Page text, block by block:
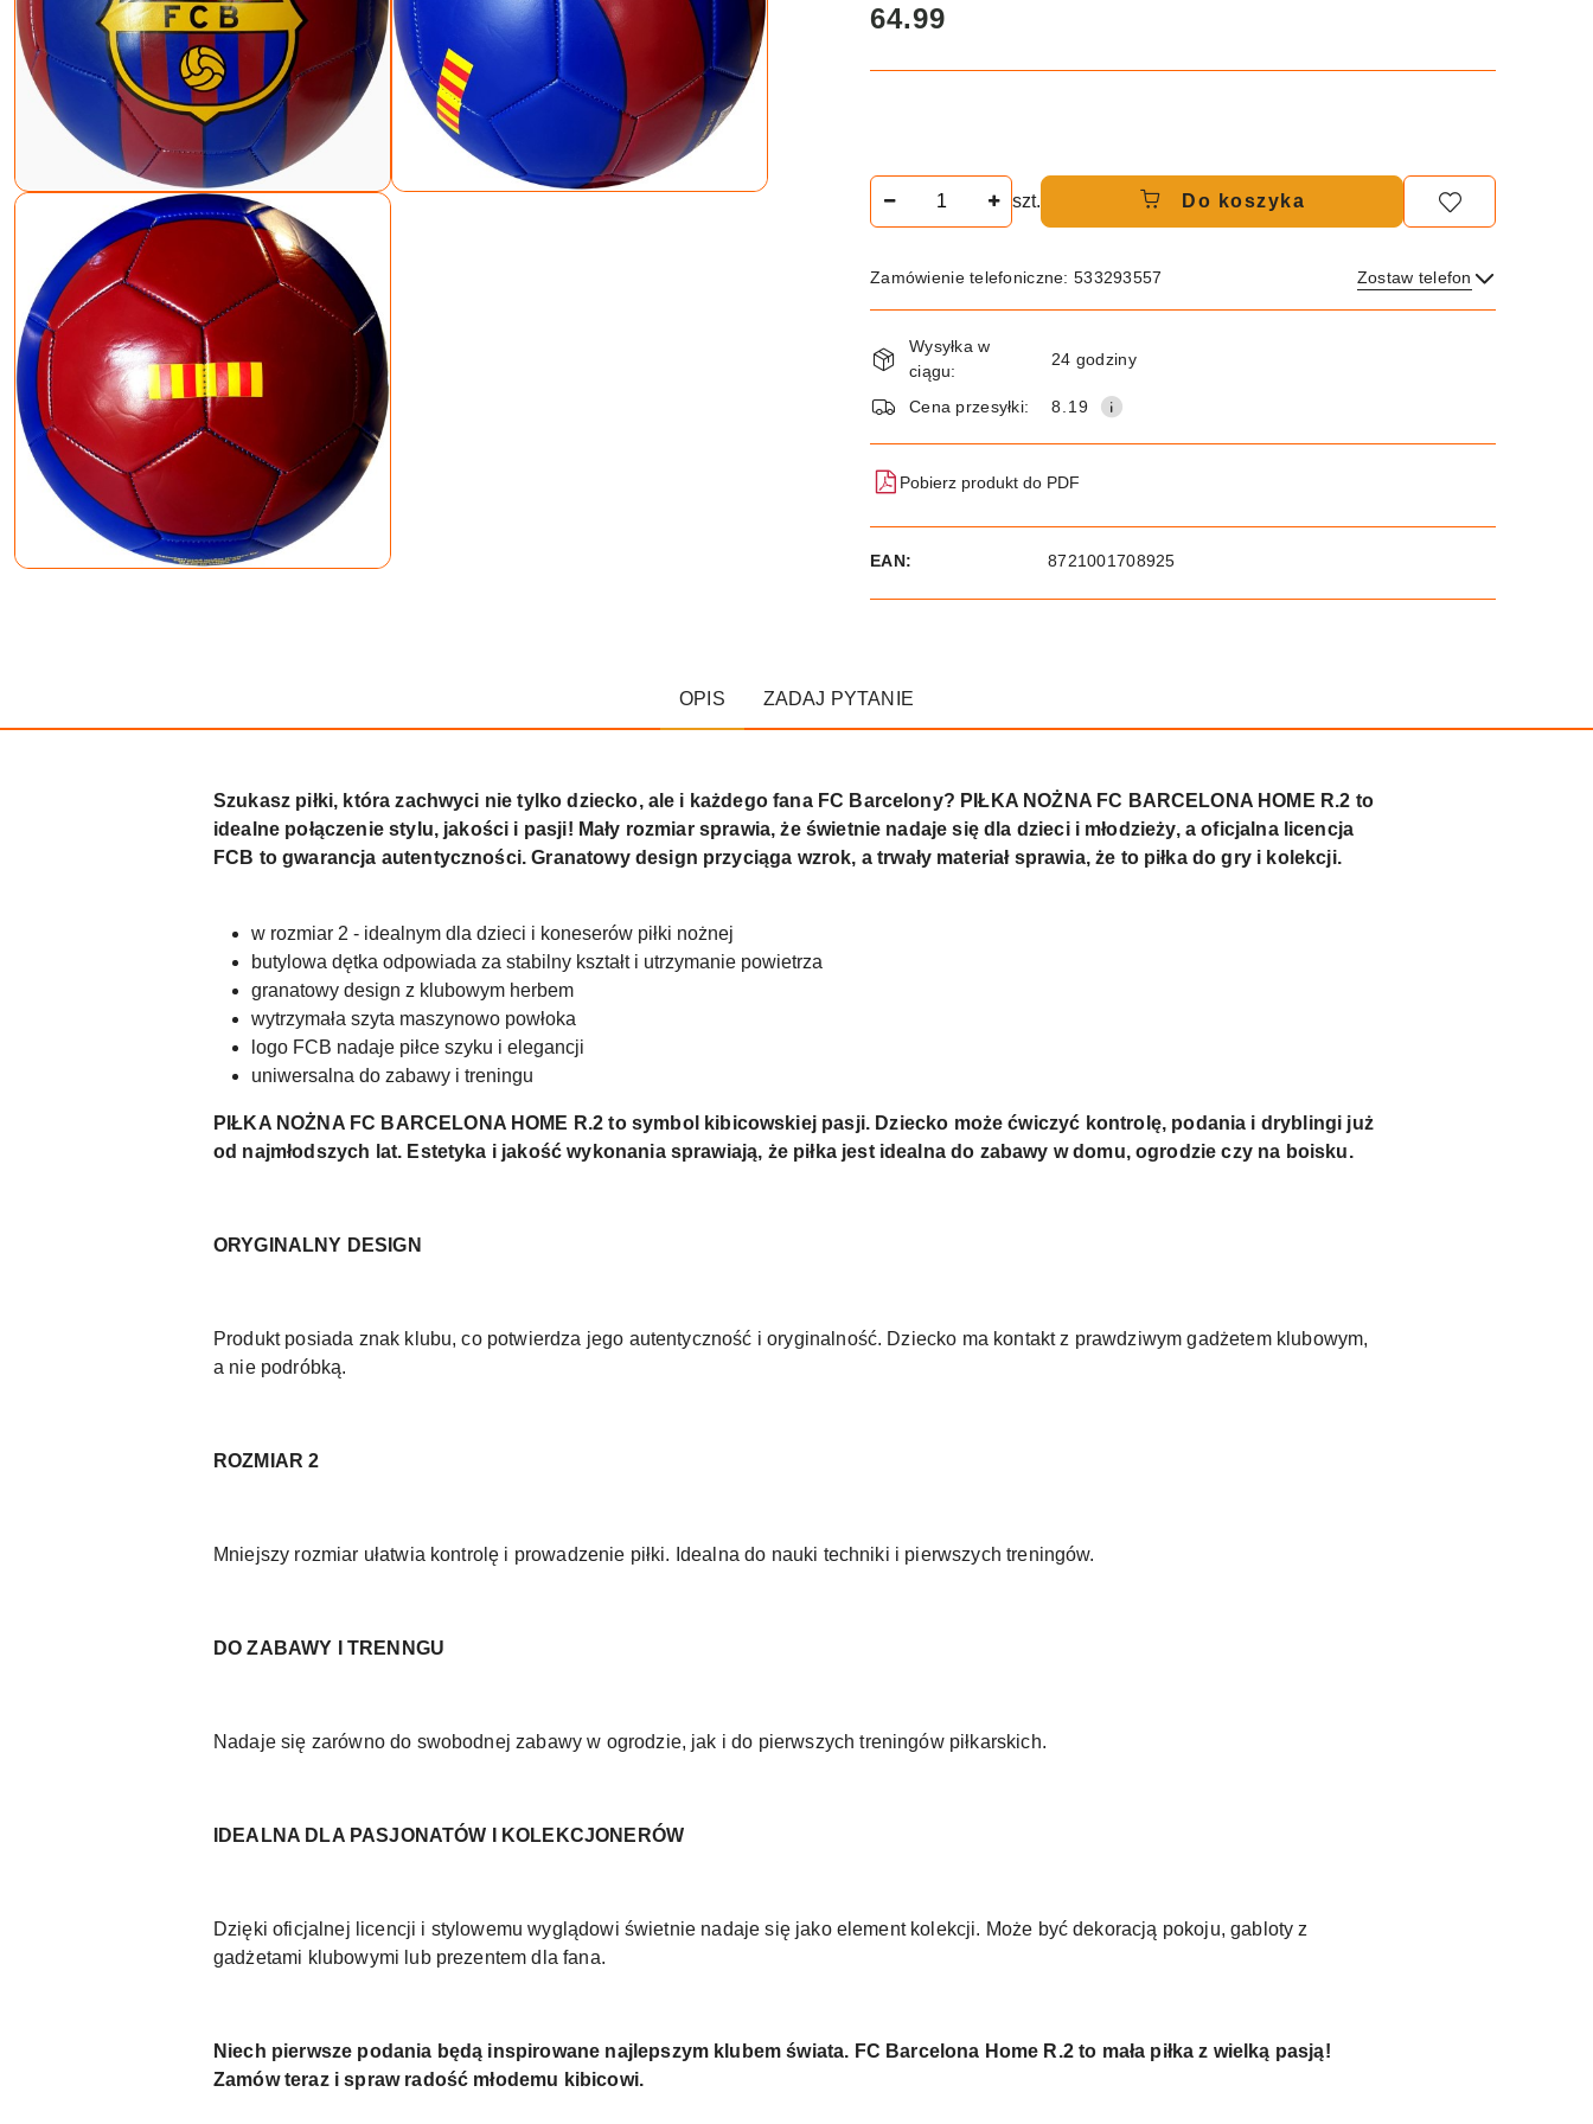
cena:
64.99
szt. Do koszyka
Zamówienie telefoniczne: 533293557 Zostaw telefon
Wyślij
Dostępność
i
dostawa
Wysyłka w
ciągu:
24 godziny
Cena przesyłki: 8.19
Pobierz produkt do PDF
EAN: 8721001708925
OPIS ZADAJ PYTANIE
Szukasz piłki, która zachwyci nie tylko dziecko, ale i każdego fana FC Barcelony? PIŁKA NOŻNA FC BARCELONA HOME R.2 to
idealne połączenie stylu, jakości i pasji! Mały rozmiar sprawia, że świetnie nadaje się dla dzieci i młodzieży, a oficjalna licencja
FCB to gwarancja autentyczności. Granatowy design przyciąga wzrok, a trwały materiał sprawia, że to piłka do gry i kolekcji.
w rozmiar 2 - idealnym dla dzieci i koneserów piłki nożnej
butylowa dętka odpowiada za stabilny kształt i utrzymanie powietrza
granatowy design z klubowym herbem
wytrzymała szyta maszynowo powłoka
logo FCB nadaje piłce szyku i elegancji
uniwersalna do zabawy i treningu
PIŁKA NOŻNA FC BARCELONA HOME R.2 to symbol kibicowskiej pasji. Dziecko może ćwiczyć kontrolę, podania i dryblingi już
od najmłodszych lat. Estetyka i jakość wykonania sprawiają, że piłka jest idealna do zabawy w domu, ogrodzie czy na boisku.
ORYGINALNY DESIGN
Produkt posiada znak klubu, co potwierdza jego autentyczność i oryginalność. Dziecko ma kontakt z prawdziwym gadżetem klubowym,
a nie podróbką.
ROZMIAR 2
Mniejszy rozmiar ułatwia kontrolę i prowadzenie piłki. Idealna do nauki techniki i pierwszych treningów.
DO ZABAWY I TRENNGU
Nadaje się zarówno do swobodnej zabawy w ogrodzie, jak i do pierwszych treningów piłkarskich.
IDEALNA DLA PASJONATÓW I KOLEKCJONERÓW
Dzięki oficjalnej licencji i stylowemu wyglądowi świetnie nadaje się jako element kolekcji. Może być dekoracją pokoju, gabloty z
gadżetami klubowymi lub prezentem dla fana.
Niech pierwsze podania będą inspirowane najlepszym klubem świata. FC Barcelona Home R.2 to mała piłka z wielką pasją!
Zamów teraz i spraw radość młodemu kibicowi.